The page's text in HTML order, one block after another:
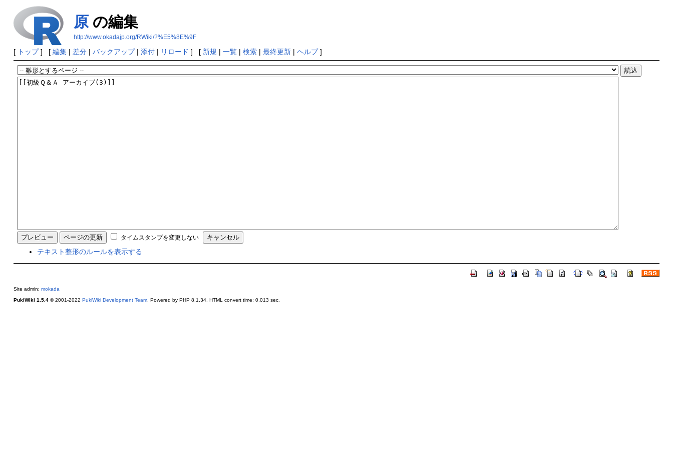
原の編集
http://www.okadajp.org/RWiki/?%E5%8E%9F
[ トップ] [ 編集| 差分| バックアップ| 添付| リロード ] [ 新規 | 一覧| 検索| 最終更新| ヘルプ]
タイムスタンプを変更しない
テキスト整形のルールを表示する
Site admin: mokada
PukiWiki 1.5.4© 2001-2022 PukiWiki Development Team. Powered by PHP 8.1.34. HTML convert time: 0.013 sec.